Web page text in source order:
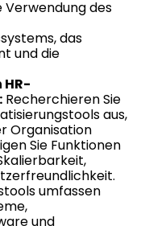
des
das
und die
Recherchieren Sie
aus,
Organisation
Sie Funktionen
umfassen
und